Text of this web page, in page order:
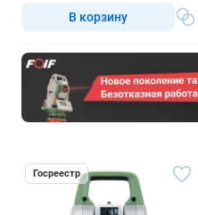
В корзину
Госреестр